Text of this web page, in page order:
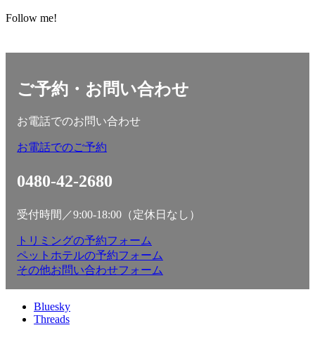
Follow me!
ご予約・お問い合わせ
お電話でのお問い合わせ
お電話でのご予約
0480-42-2680
受付時間／9:00-18:00（定休日なし）
トリミングの予約フォーム
ペットホテルの予約フォーム
その他お問い合わせフォーム
Bluesky
Threads